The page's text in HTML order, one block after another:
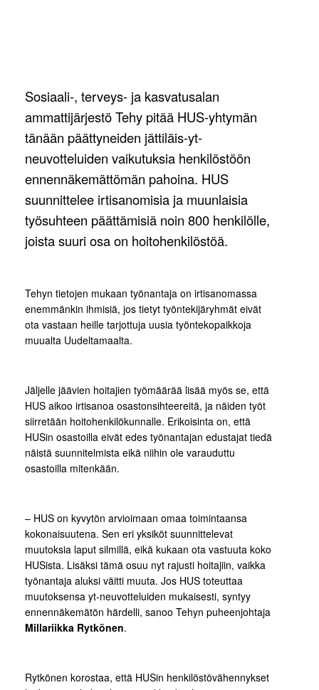
Sosiaali-, terveys- ja kasvatusalan
ammattijärjestö Tehy pitää HUS-yhtymän
tänään päättyneiden jättiläis-yt-
neuvotteluiden vaikutuksia henkilöstöön
ennennäkemättömän pahoina. HUS
suunnittelee irtisanomisia ja muunlaisia
työsuhteen päättämisiä noin 800 henkilölle,
joista suuri osa on hoitohenkilöstöä.
Tehyn tietojen mukaan työnantaja on irtisanomassa
enemmänkin ihmisiä, jos tietyt työntekijäryhmät eivät
ota vastaan heille tarjottuja uusia työntekopaikkoja
muualta Uudeltamaalta.
Jäljelle jäävien hoitajien työmäärää lisää myös se, että
HUS aikoo irtisanoa osastonsihteereitä, ja näiden työt
siirretään hoitohenkilökunnalle. Erikoisinta on, että
HUSin osastoilla eivät edes työnantajan edustajat tiedä
näistä suunnitelmista eikä niihin ole varauduttu
osastoilla mitenkään.
– HUS on kyvytön arvioimaan omaa toimintaansa
kokonaisuutena. Sen eri yksiköt suunnittelevat
muutoksia laput silmillä, eikä kukaan ota vastuuta koko
HUSista. Lisäksi tämä osuu nyt rajusti hoitajiin, vaikka
työnantaja aluksi väitti muuta. Jos HUS toteuttaa
muutoksensa yt-neuvotteluiden mukaisesti, syntyy
ennennäkemätön härdelli, sanoo Tehyn puheenjohtaja
Millariikka Rytkönen.
Rytkönen korostaa, että HUSin henkilöstövähennykset